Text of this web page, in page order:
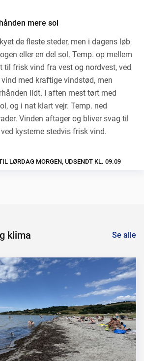
mere sol
de fleste steder, men i dagens løb
eller en del sol. Temp. op mellem
til frisk vind fra vest og nordvest, ved
med kraftige vindstød, men
lidt. I aften mest tørt med
og i nat klart vejr. Temp. ned
Vinden aftager og bliver svag til
kysterne stedvis frisk vind.
LØRDAG MORGEN, UDSENDT KL. 09.09
klima Se alle